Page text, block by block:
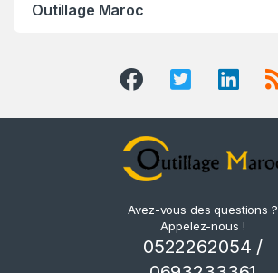
Outillage Maroc
Avez-vous des questions ?
Appelez-nous !
0522262054 /